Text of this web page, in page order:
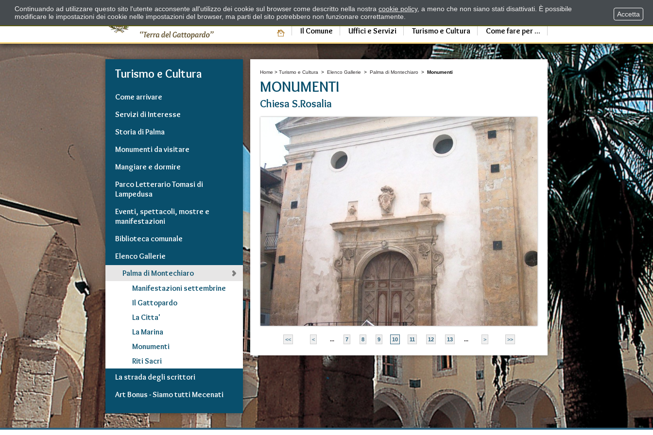
Il Comune Uffici e Servizi Turismo e Cultura Come fare per ...
Turismo e Cultura
Come arrivare
Servizi di Interesse
Storia di Palma
Monumenti da visitare
Mangiare e dormire
Parco Letterario Tomasi di
Lampedusa
Eventi, spettacoli, mostre e
manifestazioni
Biblioteca comunale
Elenco Gallerie
Palma di Montechiaro
Manifestazioni settembrine
Il Gattopardo
La Citta'
La Marina
Monumenti
Riti Sacri
La strada degli scrittori
Art Bonus - Siamo tutti Mecenati
Home >Turismo e Cultura >Elenco Gallerie >Palma di Montechiaro >Monumenti
MONUMENTI
Chiesa S.Rosalia
<< < ... 7 8 9 10 11 12 13 ... > >>
Continuando ad utilizzare questo sito l'utente acconsente all'utilizzo dei cookie sul browser come descritto nella nostra cookie policy, a meno che non siano stati disattivati. È possibile
modificare le impostazioni dei cookie nelle impostazioni del browser, ma parti del sito potrebbero non funzionare correttamente.
Accetta